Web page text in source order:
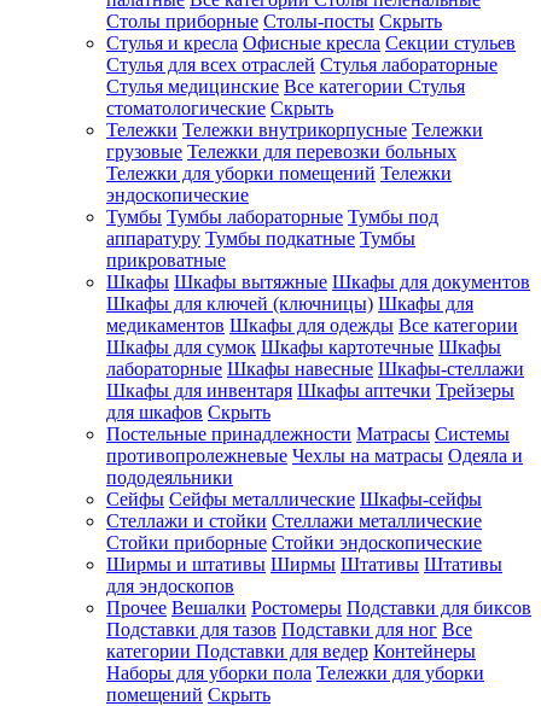
Столы приборные Столы-посты Скрыть
Стулья и кресла Офисные кресла Секции стульев
Стулья для всех отраслей Стулья лабораторные
Стулья медицинские Все категории Стулья
стоматологические Скрыть
Тележки Тележки внутрикорпусные Тележки
грузовые Тележки для перевозки больных
Тележки для уборки помещений Тележки
эндоскопические
Тумбы Тумбы лабораторные Тумбы под
аппаратуру Тумбы подкатные Тумбы
прикроватные
Шкафы Шкафы вытяжные Шкафы для документов
Шкафы для ключей (ключницы) Шкафы для
медикаментов Шкафы для одежды Все категории
Шкафы для сумок Шкафы картотечные Шкафы
лабораторные Шкафы навесные Шкафы-стеллажи
Шкафы для инвентаря Шкафы аптечки Трейзеры
для шкафов Скрыть
Постельные принадлежности Матрасы Системы
противопролежневые Чехлы на матрасы Одеяла и
пододеяльники
Сейфы Сейфы металлические Шкафы-сейфы
Стеллажи и стойки Стеллажи металлические
Стойки приборные Стойки эндоскопические
Ширмы и штативы Ширмы Штативы Штативы
для эндоскопов
Прочее Вешалки Ростомеры Подставки для биксов
Подставки для тазов Подставки для ног Все
категории Подставки для ведер Контейнеры
Наборы для уборки пола Тележки для уборки
помещений Скрыть